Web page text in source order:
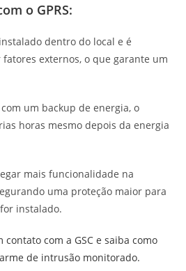
o GPRS:
dentro do local e é
externos, o que garante um
um backup de energia, o
horas mesmo depois da energia
mais funcionalidade na
uma proteção maior para
instalado.
com a GSC e saiba como
de intrusão monitorado.